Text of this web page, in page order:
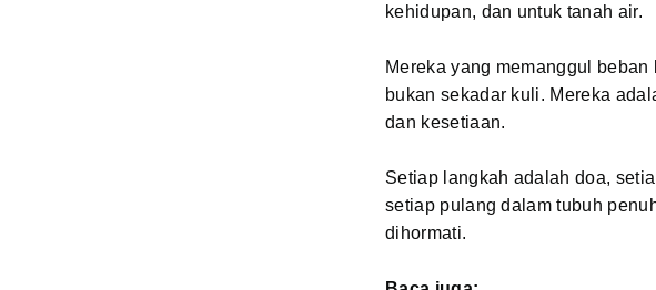
kehidupan, dan untuk tanah air.
Mereka yang memanggul
bukan sekadar kuli. Mereka
dan kesetiaan.
Setiap langkah adalah doa,
setiap pulang dalam tubuh
dihormati.